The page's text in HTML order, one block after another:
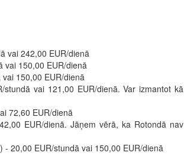
vai 242,00 EUR/dienā
vai 150,00 EUR/dienā
150,00 EUR/dienā
vai 121,00 EUR/dienā. Var izmantot kā
72,60 EUR/dienā
EUR/dienā. Jāņem vērā, ka Rotondā nav
20,00 EUR/stundā vai 150,00 EUR/dienā